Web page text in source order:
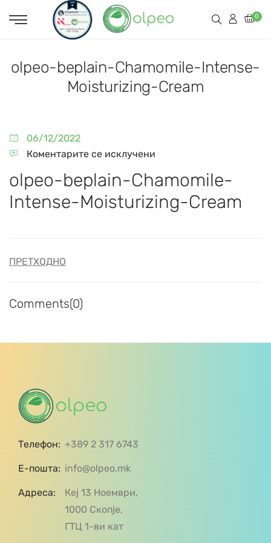
0
olpeo-beplain-Chamomile-Intense-
Moisturizing-Cream
06/12/2022
Коментарите се исклучени
olpeo-beplain-Chamomile-
Intense-Moisturizing-Cream
ПРЕТХОДНО
Comments(0)
Телефон: +389 2 317 6743
Е-пошта: info@olpeo.mk
Адреса:
Кеј 13 Ноември,
1000 Скопје,
ГТЦ 1-ви кат